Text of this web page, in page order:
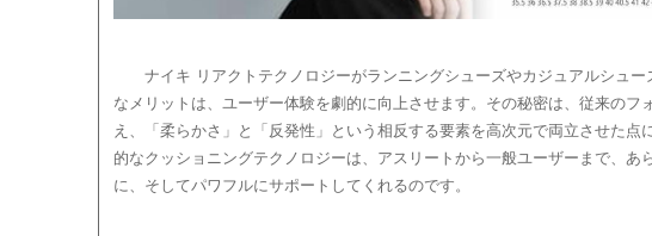
ナイキ リアクトテクノロジーがランニングシューズやカジュアルシュー
なメリットは、ユーザー体験を劇的に向上させます。その秘密は、従来のフ
え、「柔らかさ」と「反発性」という相反する要素を高次元で両立させた点
的なクッショニングテクノロジーは、アスリートから一般ユーザーまで、あ
に、そしてパワフルにサポートしてくれるのです。